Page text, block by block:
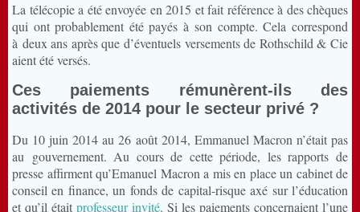
La télécopie a été envoyée en 2015 et fait référence à des chèques
qui ont probablement été payés à son compte. Cela correspond
à deux ans après que d’éventuels versements de Rothschild & Cie
aient été versés.
Ces paiements rémunèrent-ils des
activités de 2014 pour le secteur privé ?
Du 10 juin 2014 au 26 août 2014, Emmanuel Macron n’était pas
au gouvernement. Au cours de cette période, les rapports de
presse affirment qu’Emanuel Macron a mis en place un cabinet de
conseil en finance, un fonds de capital-risque axé sur l’éducation
et qu’il était professeur invité. Si les paiements concernaient l’une